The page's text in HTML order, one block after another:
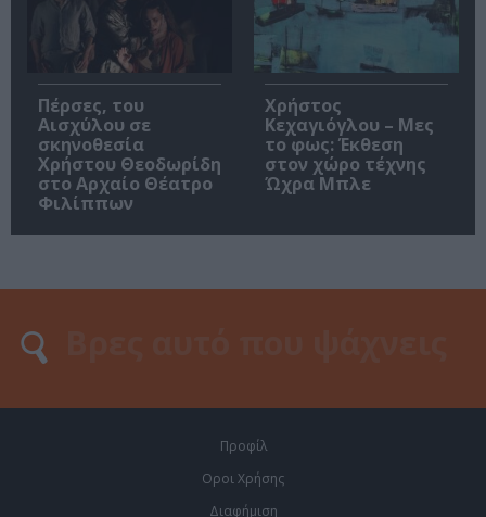
Πέρσες, του
Αισχύλου σε
σκηνοθεσία
Χρήστου Θεοδωρίδη
στο Αρχαίο Θέατρο
Φιλίππων
Χρήστος
Κεχαγιόγλου – Μες
το φως: Έκθεση
στον χώρο τέχνης
Ώχρα Μπλε
Προφίλ
Οροι Χρήσης
Διαφήμιση